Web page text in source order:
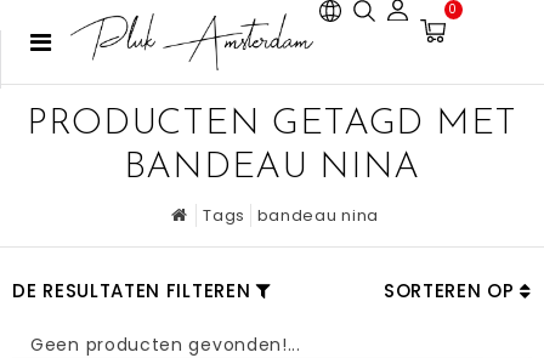
0
PRODUCTEN GETAGD MET
BANDEAU NINA
Tags bandeau nina
DE RESULTATEN FILTEREN SORTEREN OP
Geen producten gevonden!...